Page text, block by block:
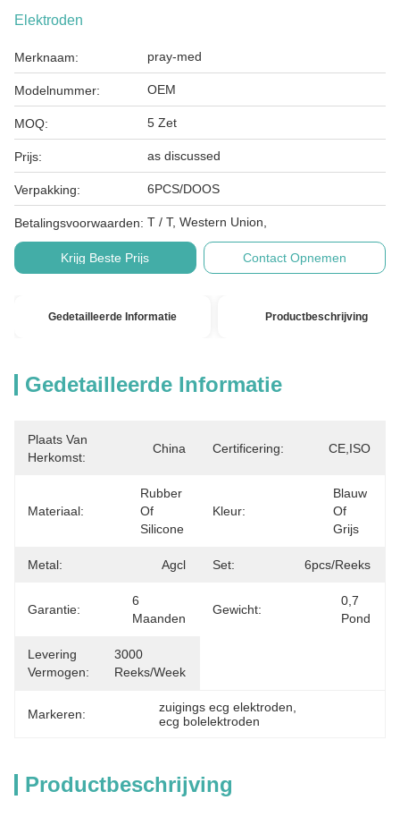
Elektroden
Merknaam: pray-med
Modelnummer: OEM
MOQ: 5 Zet
Prijs: as discussed
Verpakking: 6PCS/DOOS
Betalingsvoorwaarden: T / T, Western Union,
Krijg Beste Prijs Contact Opnemen
Gedetailleerde Informatie Productbeschrijving
Gedetailleerde Informatie
Plaats Van
Herkomst:
China Certificering: CE,ISO
Materiaal:
Rubber
Of
Silicone
Kleur:
Blauw
Of
Grijs
Metal: Agcl Set: 6pcs/reeks
Garantie:
6
Maanden
Gewicht:
0,7
Pond
Levering
Vermogen:
3000
Reeks/week
Markeren: zuigings ecg elektroden
ecg bolelektroden
Productbeschrijving